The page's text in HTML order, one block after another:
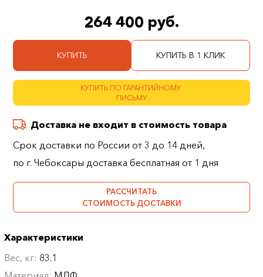
264 400 руб.
КУПИТЬ КУПИТЬ В 1 КЛИК
КУПИТЬ ПО ГАРАНТИЙНОМУ
ПИСЬМУ
Доставка не входит в стоимость товара
Срок доставки по России от 3 до 14 дней,
по г. Чебоксары доставка бесплатная от 1 дня
РАССЧИТАТЬ
СТОИМОСТЬ ДОСТАВКИ
Характеристики
Вес, кг: 83.1